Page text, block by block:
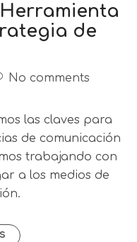
de
No comments
las claves para
de comunicación
trabajando con
a los medios de